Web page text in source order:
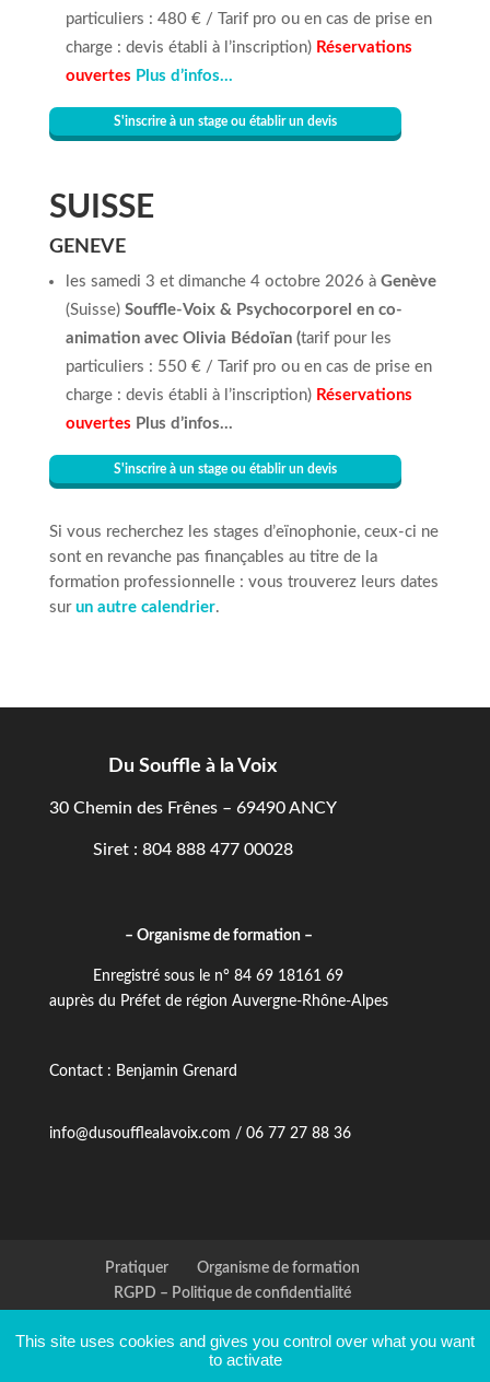
particuliers : 480 € / Tarif pro ou en cas de prise en
charge : devis établi à l’inscription) Réservations
ouvertes Plus d’infos…
S'inscrire à un stage ou établir un devis
SUISSE
GENEVE
les samedi 3 et dimanche 4 octobre 2026 àGenève
(Suisse)Souffle-Voix & Psychocorporel en co-
animation avec Olivia Bédoïan (tarif pour les
particuliers : 550 € / Tarif pro ou en cas de prise en
charge : devis établi à l’inscription) Réservations
ouvertes Plus d’infos…
S'inscrire à un stage ou établir un devis
Si vous recherchez les stages d’eïnophonie, ceux-ci ne
sont en revanche pas finançables au titre de la
formation professionnelle : vous trouverez leurs dates
sur un autre calendrier.
Du Souffle à la Voix
30 Chemin des Frênes – 69490 ANCY
Siret : 804 888 477 00028
– Organisme de formation –
Enregistré sous le n° 84 69 18161 69
auprès du Préfet de région Auvergne-Rhône-Alpes
Contact : Benjamin Grenard
info@dusoufflealavoix.com / 06 77 27 88 36
Pratiquer
Organisme de formation
RGPD – Politique de confidentialité
This site uses cookies and gives you control over what you want
to activate